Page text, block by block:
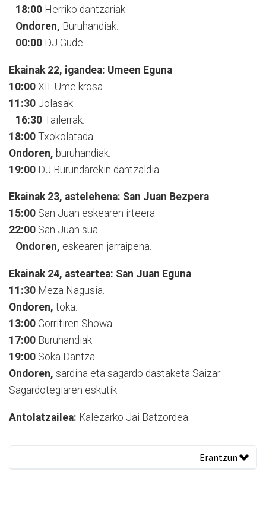
18:00 Herriko dantzariak.
Ondoren, Buruhandiak.
00:00 DJ Gude.
Ekainak 22, igandea: Umeen Eguna
10:00 XII. Ume krosa.
11:30 Jolasak.
16:30 Tailerrak.
18:00 Txokolatada.
Ondoren, buruhandiak.
19:00 DJ Burundarekin dantzaldia.
Ekainak 23, astelehena: San Juan Bezpera
15:00 San Juan eskearen irteera.
22:00 San Juan sua.
Ondoren, eskearen jarraipena.
Ekainak 24, asteartea: San Juan Eguna
11:30 Meza Nagusia.
Ondoren, toka.
13:00 Gorritiren Showa.
17:00 Buruhandiak.
19:00 Soka Dantza.
Ondoren, sardina eta sagardo dastaketa Saizar
Sagardotegiaren eskutik.
Antolatzailea: Kalezarko Jai Batzordea.
Erantzun